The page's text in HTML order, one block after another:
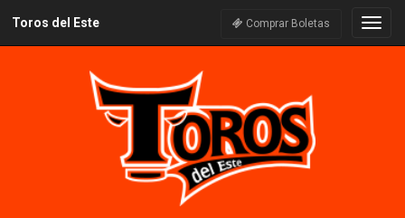
Toros del Este Comprar Boletas